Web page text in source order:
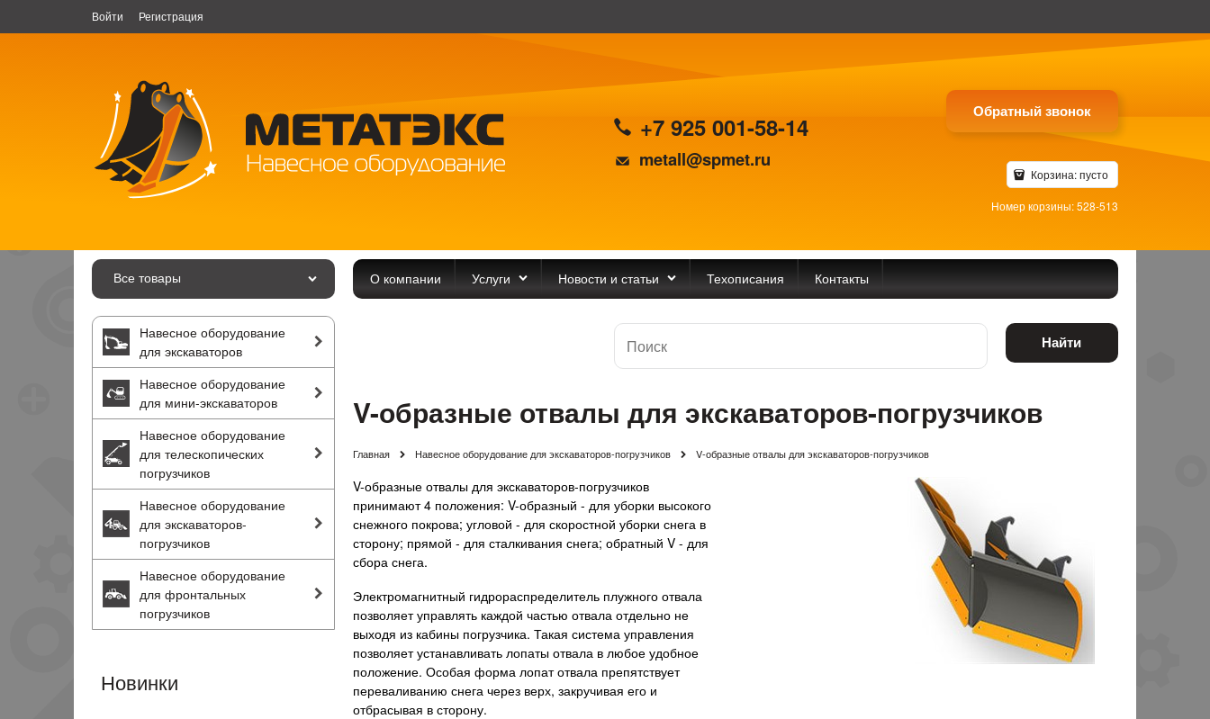
Войти Регистрация
+7 925 001-58-14
metall@spmet.ru
Обратный звонок
Корзина:пусто
Номер корзины: 528-513
Все товары О компании Услуги Новости и статьи Техописания Контакты
Навесное оборудование
для экскаваторов
Навесное оборудование
для мини-экскаваторов
Навесное оборудование
для телескопических
погрузчиков
Навесное оборудование
для экскаваторов-
погрузчиков
Навесное оборудование
для фронтальных
погрузчиков
Новинки
Найти
V-образные отвалы для экскаваторов-погрузчиков
Главная Навесное оборудование для экскаваторов-погрузчиков V-образные отвалы для экскаваторов-погрузчиков
V-образные отвалы для экскаваторов-погрузчиков
принимают 4 положения: V-образный - для уборки высокого
снежного покрова; угловой - для скоростной уборки снега в
сторону; прямой - для сталкивания снега; обратный V - для
сбора снега.
Электромагнитный гидрораспределитель плужного отвала
позволяет управлять каждой частью отвала отдельно не
выходя из кабины погрузчика. Такая система управления
позволяет устанавливать лопаты отвала в любое удобное
положение. Особая форма лопат отвала препятствует
переваливанию снега через верх, закручивая его и
отбрасывая в сторону.